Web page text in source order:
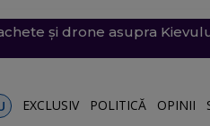
și drone asupra
viitoare.
scufundate în Dunăre.
României: Deficitul
acoperișuri smulse
EXCLUSIV POLITICĂ OPINII